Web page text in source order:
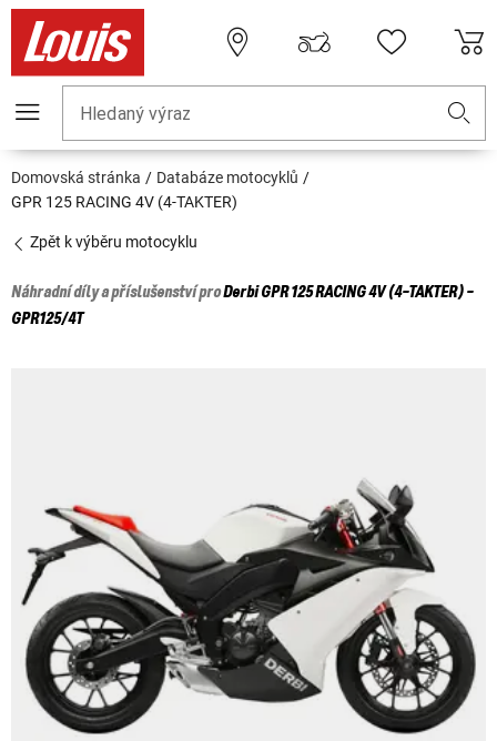
Hledaný výraz
Domovská stránka
Databáze motocyklů
GPR 125 RACING 4V (4-TAKTER)
Zpět k výběru motocyklu
Náhradní díly a příslušenství proDerbiGPR 125 RACING 4V (4-TAKTER) -
GPR125/4T